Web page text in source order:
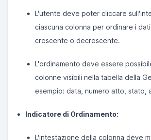
L'utente deve poter cliccare
ciascuna colonna per ordinare i
crescente o decrescente.
L'ordinamento deve essere
colonne visibili nella tabella della
esempio: data, numero atto, stato,
Indicatore di Ordinamento:
L'intestazione della colonna deve